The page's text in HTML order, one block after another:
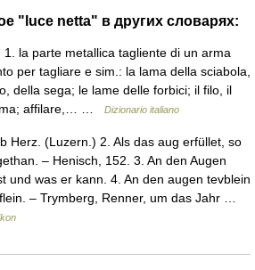
"luce netta" в других словарях:
la parte metallica tagliente di un arma
per tagliare e sim.: la lama della sciabola,
della sega; le lame delle forbici; il filo, il
affilare,… …
Dizionario italiano
Herz. (Luzern.) 2. Als das aug erfüllet, so
– Henisch, 152. 3. An den Augen
und was er kann. 4. An den augen tevblein
– Trymberg, Renner, um das Jahr …